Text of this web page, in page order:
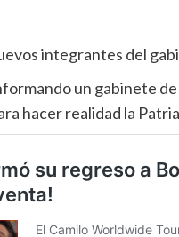
integrantes del
un gabinete
hacer realidad la